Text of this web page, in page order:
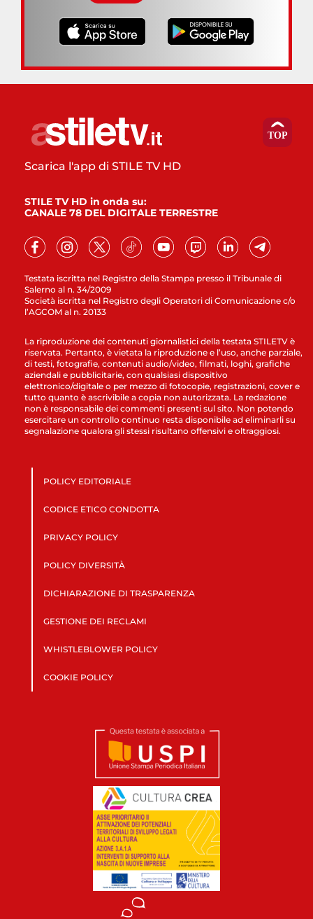
Testata iscritta nel Registro della Stampa presso il Tribunale di
Salerno al n. 34/2009
Società iscritta nel Registro degli Operatori di Comunicazione c/o
l’AGCOM al n. 20133
Scarica l'app di STILE TV HD
STILE TV HD in onda su:
CANALE 78 DEL DIGITALE TERRESTRE
La riproduzione dei contenuti giornalistici della testata STILETV è
riservata. Pertanto, è vietata la riproduzione e l’uso, anche parziale,
di testi, fotografie, contenuti audio/video, filmati, loghi, grafiche
aziendali e pubblicitarie, con qualsiasi dispositivo
elettronico/digitale o per mezzo di fotocopie, registrazioni, cover e
tutto quanto è ascrivibile a copia non autorizzata. La redazione
non è responsabile dei commenti presenti sul sito. Non potendo
esercitare un controllo continuo resta disponibile ad eliminarli su
segnalazione qualora gli stessi risultano offensivi e oltraggiosi.
POLICY EDITORIALE
CODICE ETICO CONDOTTA
PRIVACY POLICY
POLICY DIVERSITÀ
DICHIARAZIONE DI TRASPARENZA
GESTIONE DEI RECLAMI
WHISTLEBLOWER POLICY
COOKIE POLICY